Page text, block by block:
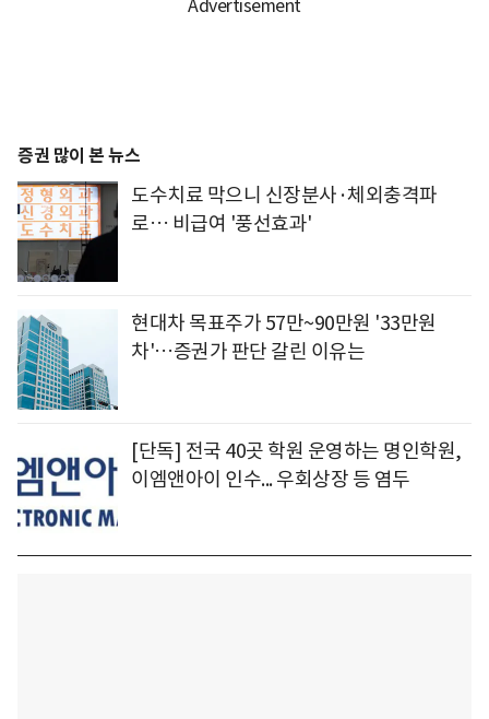
증권 많이 본 뉴스
도수치료 막으니 신장분사·체외충격파
로… 비급여 '풍선효과'
현대차 목표주가 57만~90만원 '33만원
차'…증권가 판단 갈린 이유는
[단독] 전국 40곳 학원 운영하는 명인학원,
이엠앤아이 인수... 우회상장 등 염두